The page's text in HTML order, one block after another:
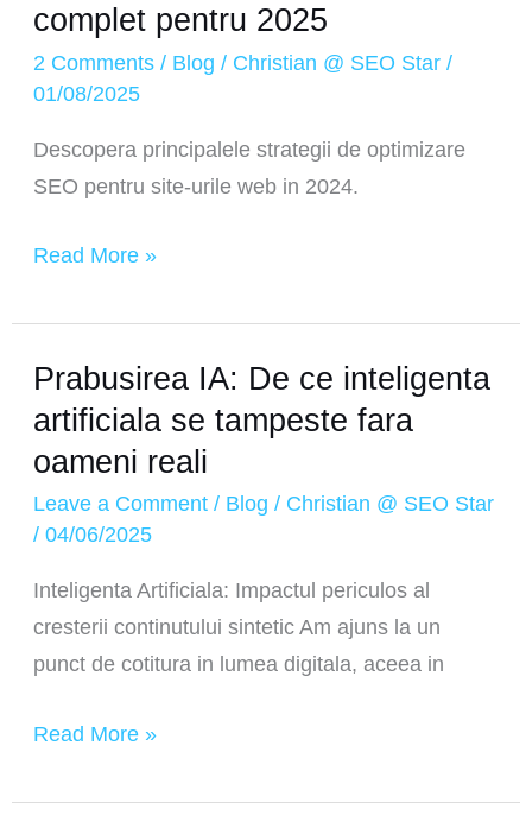
complet pentru 2025
2 Comments / Blog / Christian @ SEO Star/
01/08/2025
Descopera principalele strategii de optimizare
SEO pentru site-urile web in 2024.
Read More »
Prabusirea IA: De ce inteligenta
artificiala se tampeste fara
oameni reali
Leave a Comment / Blog / Christian @ SEO Star
/04/06/2025
Inteligenta Artificiala: Impactul periculos al
cresterii continutului sintetic Am ajuns la un
punct de cotitura in lumea digitala, aceea in
Prabusirea
IA:
inteligenta
se
tampeste
fara
reali
Read More »